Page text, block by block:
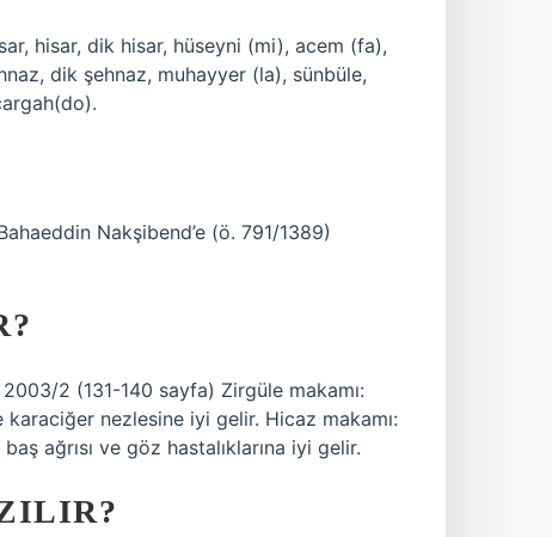
hisar, dik hisar, hüseyni (mi), acem (fa),
dik şehnaz, muhayyer (la), sünbüle,
Nakşibend’e (ö. 791/1389)
2 (131-140 sayfa) Zirgüle makamı:
nezlesine iyi gelir. Hicaz makamı:
ağrısı ve göz hastalıklarına iyi gelir.